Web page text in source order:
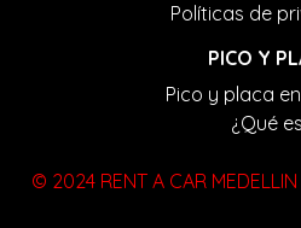
Políticas de
PICO Y
Pico y placa
¿Qué
© 2024 RENT A CAR